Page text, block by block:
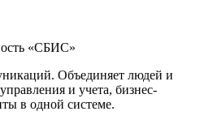
«СБИС»
Объединяет людей и
и учета, бизнес-
в одной системе.